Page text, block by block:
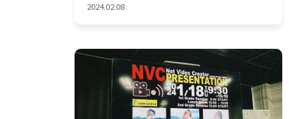
2024.02.08